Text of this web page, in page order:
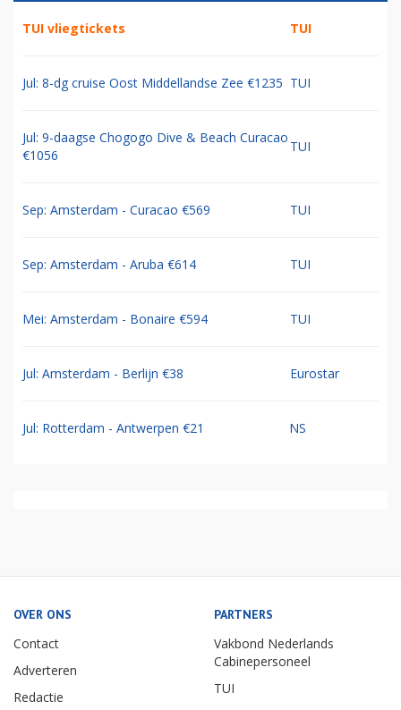
TUI vliegtickets TUI
Jul: 8-dg cruise Oost Middellandse Zee €1235 TUI
Jul: 9-daagse Chogogo Dive & Beach Curacao
€1056
TUI
Sep: Amsterdam - Curacao €569 TUI
Sep: Amsterdam - Aruba €614 TUI
Mei: Amsterdam - Bonaire €594 TUI
Jul: Amsterdam - Berlijn €38 Eurostar
Jul: Rotterdam - Antwerpen €21 NS
OVER ONS
Contact
Adverteren
Redactie
PARTNERS
Vakbond Nederlands
Cabinepersoneel
TUI